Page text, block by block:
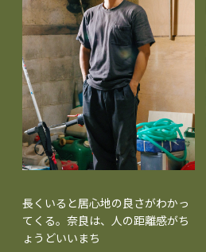
長くいると居心地の良さがわかっ
てくる。奈良は、人の距離感がち
ょうどいいまち